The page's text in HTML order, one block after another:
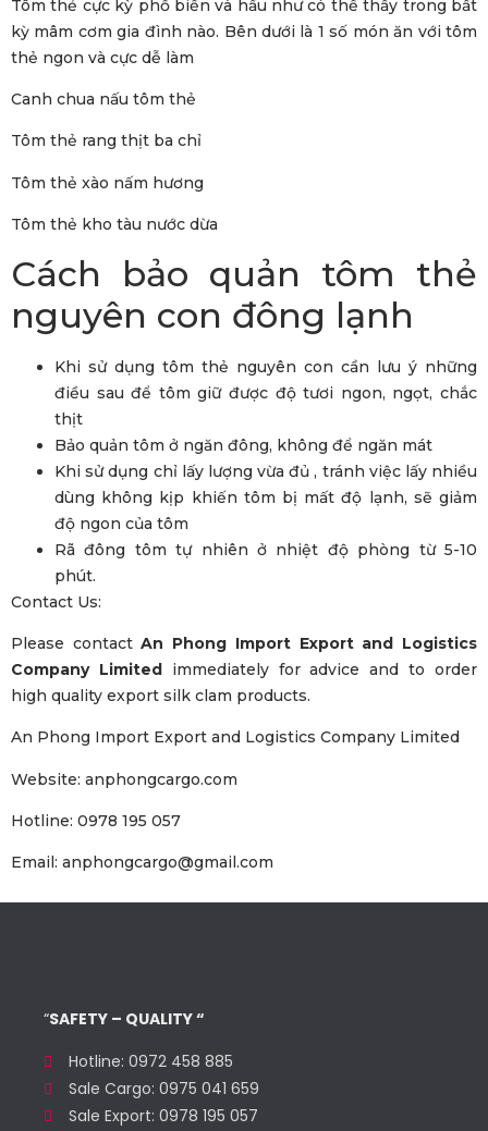
Tôm thẻ cực kỳ phổ biến và hầu như có thể thấy trong bất
kỳ mâm cơm gia đình nào. Bên dưới là 1 số món ăn với tôm
thẻ ngon và cực dễ làm
Canh chua nấu tôm thẻ
Tôm thẻ rang thịt ba chỉ
Tôm thẻ xào nấm hương
Tôm thẻ kho tàu nước dừa
Cách bảo quản tôm thẻ
nguyên con đông lạnh
Khi sử dụng tôm thẻ nguyên con cần lưu ý những
điều sau để tôm giữ được độ tươi ngon, ngọt, chắc
thịt
Bảo quản tôm ở ngăn đông, không để ngăn mát
Khi sử dụng chỉ lấy lượng vừa đủ , tránh việc lấy nhiều
dùng không kịp khiến tôm bị mất độ lạnh, sẽ giảm
độ ngon của tôm
Rã đông tôm tự nhiên ở nhiệt độ phòng từ 5-10
phút.
Contact Us:
Please contactAn Phong Import Export and Logistics
Company Limitedimmediately for advice and to order
high quality export silk clam products.
An Phong Import Export and Logistics Company Limited
Website: anphongcargo.com
Hotline: 0978 195 057
Email: anphongcargo@gmail.com
“SAFETY – QUALITY “
Hotline: 0972 458 885
Sale Cargo: 0975 041 659
Sale Export: 0978 195 057